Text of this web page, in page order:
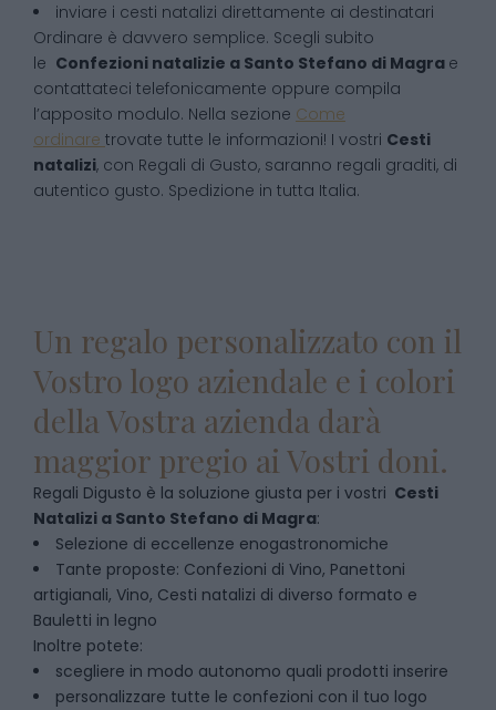
inviare i cesti natalizi direttamente ai destinatari
Ordinare è davvero semplice. Scegli subito
le Confezioni natalizie a Santo Stefano di Magra e
contattateci telefonicamente oppure compila
l’apposito modulo. Nella sezione Come
ordinare trovate tutte le informazioni! I vostri Cesti
natalizi, con Regali di Gusto, saranno regali graditi, di
autentico gusto. Spedizione in tutta Italia.
Un regalo personalizzato con il
Vostro logo aziendale e i colori
della Vostra azienda darà
maggior pregio ai Vostri doni.
Regali Digusto è la soluzione giusta per i vostri Cesti
Natalizi a Santo Stefano di Magra:
Selezione di eccellenze enogastronomiche
Tante proposte: Confezioni di Vino, Panettoni
artigianali, Vino, Cesti natalizi di diverso formato e
Bauletti in legno
Inoltre potete:
scegliere in modo autonomo quali prodotti inserire
personalizzare tutte le confezioni con il tuo logo